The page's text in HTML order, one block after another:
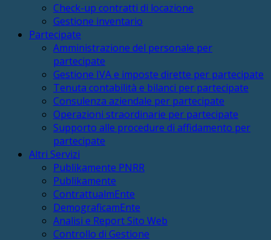
Check-up contratti di locazione
Gestione inventario
Partecipate
Amministrazione del personale per
partecipate
Gestione IVA e imposte dirette per partecipate
Tenuta contabilità e bilanci per partecipate
Consulenza aziendale per partecipate
Operazioni straordinarie per partecipate
Supporto alle procedure di affidamento per
partecipate
Altri Servizi
Publikamente PNRR
Publikamente
ContrattualmEnte
DemograficamEnte
Analisi e Report Sito Web
Controllo di Gestione